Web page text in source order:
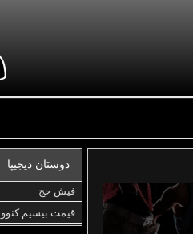
دوستان دیجیپا
فیش حج
قیمت بیسیم